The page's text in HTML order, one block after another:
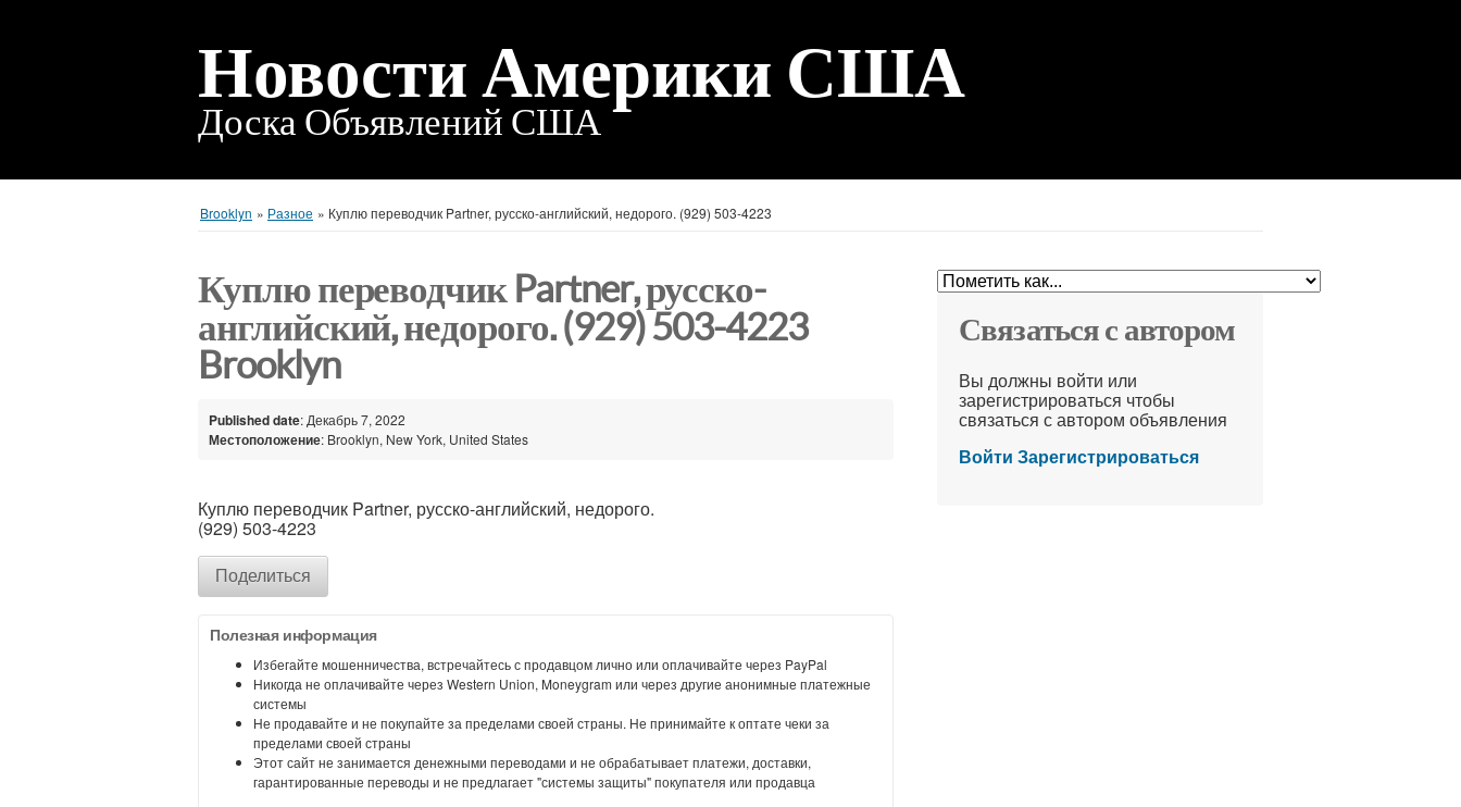
Новости Америки США
Доска Объявлений США
Brooklyn » Разное » Куплю переводчик Partner, русско-английский, недорого. (929) 503-4223
Куплю переводчик Partner, русско-
английский, недорого. (929) 503-4223
Brooklyn
Published date: Декабрь 7, 2022
Местоположение: Brooklyn, New York, United States
Куплю переводчик Partner, русско-английский, недорого.
(929) 503-4223
Поделиться
Полезная информация
Избегайте мошенничества, встречайтесь с продавцом лично или оплачивайте через PayPal
Никогда не оплачивайте через Western Union, Moneygram или через другие анонимные платежные
системы
Не продавайте и не покупайте за пределами своей страны. Не принимайте к оптате чеки за
пределами своей страны
Этот сайт не занимается денежными переводами и не обрабатывает платежи, доставки,
гарантированные переводы и не предлагает "системы защиты" покупателя или продавца
Связаться с автором
Вы должны войти или
зарегистрироваться чтобы
связаться с автором объявления
Войти Зарегистрироваться